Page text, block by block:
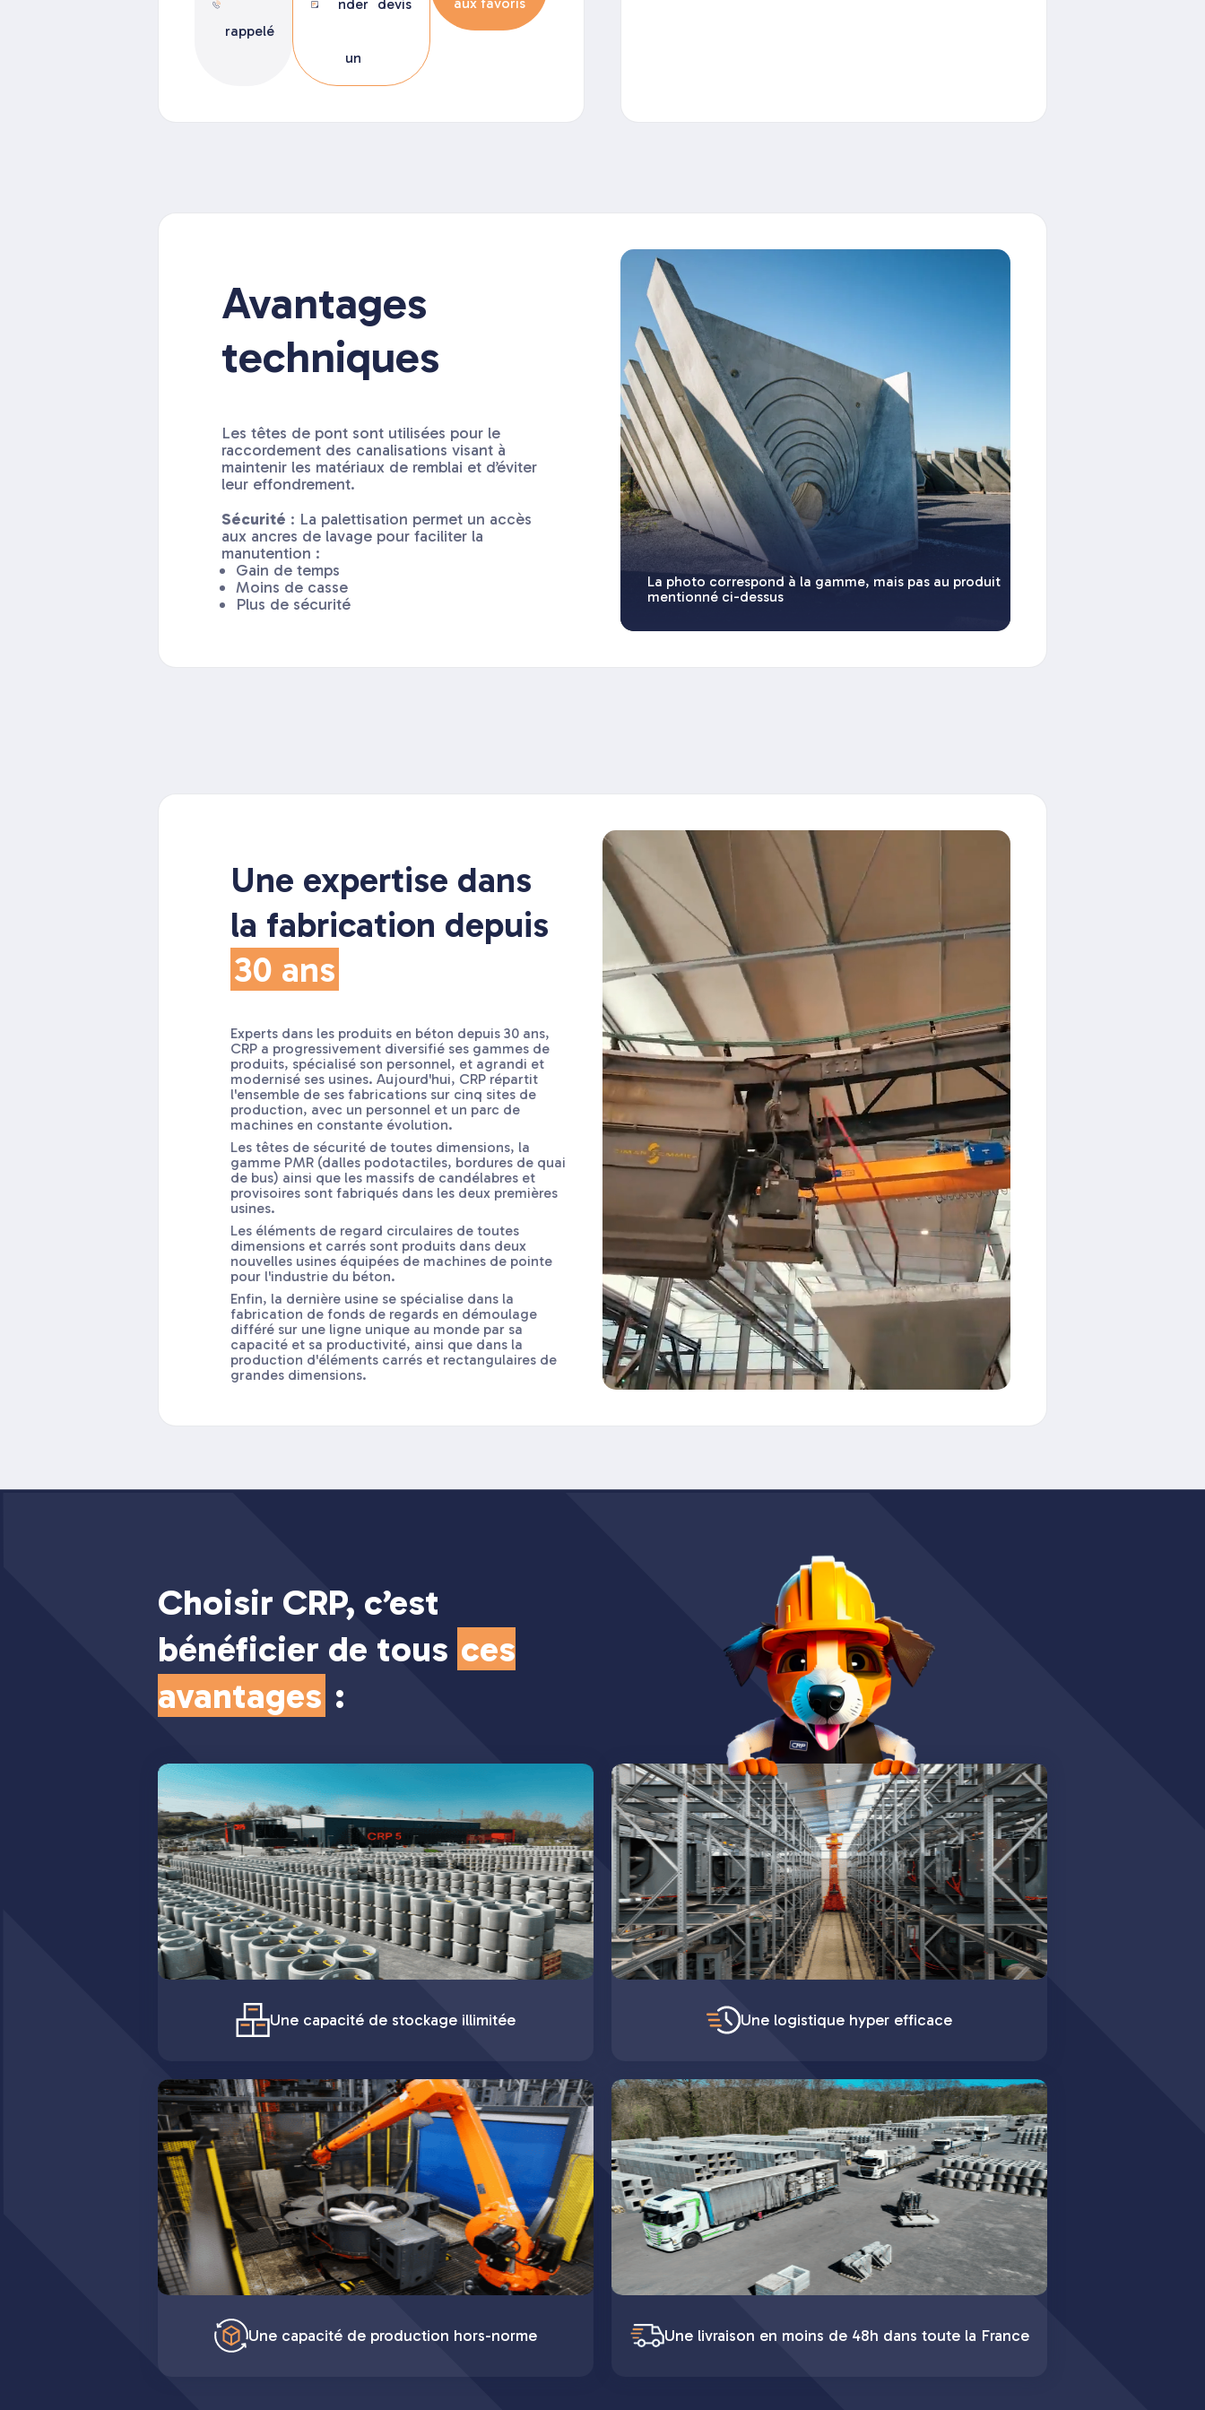
rappelé
nder
un
devis
Avantages
techniques
Les têtes de pont sont utilisées pour le
raccordement des canalisations visant à
maintenir les matériaux de remblai et d’éviter
leur effondrement.
Sécurité : La palettisation permet un accès
aux ancres de lavage pour faciliter la
manutention :
Gain de temps
Moins de casse
Plus de sécurité
La photo correspond à la gamme, mais pas au produit
mentionné ci-dessus
Une expertise dans
la fabrication depuis
30 ans
Experts dans les produits en béton depuis 30 ans,
CRP a progressivement diversifié ses gammes de
produits, spécialisé son personnel, et agrandi et
modernisé ses usines. Aujourd'hui, CRP répartit
l'ensemble de ses fabrications sur cinq sites de
production, avec un personnel et un parc de
machines en constante évolution.
Les têtes de sécurité de toutes dimensions, la
gamme PMR (dalles podotactiles, bordures de quai
de bus) ainsi que les massifs de candélabres et
provisoires sont fabriqués dans les deux premières
usines.
Les éléments de regard circulaires de toutes
dimensions et carrés sont produits dans deux
nouvelles usines équipées de machines de pointe
pour l'industrie du béton.
Enfin, la dernière usine se spécialise dans la
fabrication de fonds de regards en démoulage
différé sur une ligne unique au monde par sa
capacité et sa productivité, ainsi que dans la
production d'éléments carrés et rectangulaires de
grandes dimensions.
Choisir CRP, c’est
bénéficier de tous ces
avantages :
Une capacité de stockage illimitée Une logistique hyper efficace
Une capacité de production hors-norme Une livraison en moins de 48h dans toute la France